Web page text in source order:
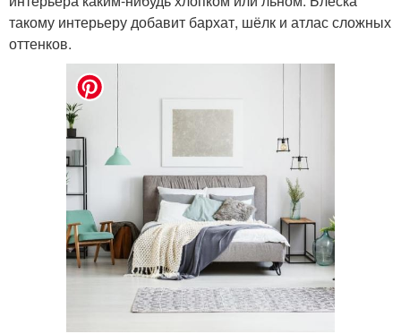
такому интерьеру добавит бархат, шёлк и атлас сложных
оттенков.